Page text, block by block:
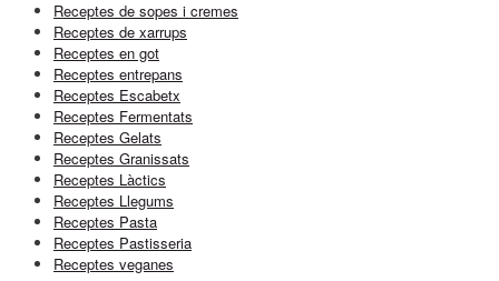
Receptes de sopes i cremes
Receptes de xarrups
Receptes en got
Receptes entrepans
Receptes Escabetx
Receptes Fermentats
Receptes Gelats
Receptes Granissats
Receptes Làctics
Receptes Llegums
Receptes Pasta
Receptes Pastisseria
Receptes veganes